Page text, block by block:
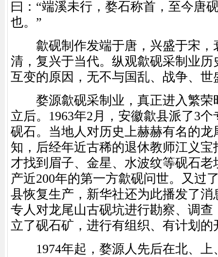
曰：“端溪未行，婺石称首，至今唐
也。”
歙砚制作发端于唐，兴盛于宋，
清，复兴于当代。纵观歙砚采制业历
互变的原因，无不与国乱、战争、世
婺源歙砚采制业，真正进入繁荣
立后。1963年2月，安徽歙县派了3
砚石。当地人对历史上赫赫有名的龙
知，后经年近古稀的退休教师江义宝
才找到眉子、金星、水波纹等砚石老
产近200年的第一方歙砚问世。又过
县恢复生产，新华社还为此播发了消
专人对龙尾山古砚坑进行勘察、调查
立了砚石矿，进行有组织、有计划的
1974年起，婺源人先后在北、上